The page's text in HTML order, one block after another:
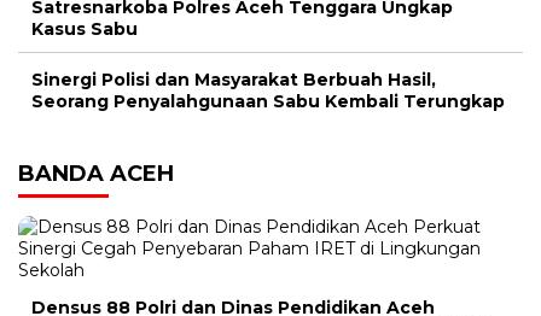
Satresnarkoba Polres Aceh Tenggara Ungkap
Kasus Sabu
Sinergi Polisi dan Masyarakat Berbuah Hasil,
Seorang Penyalahgunaan Sabu Kembali Terungkap
BANDA ACEH
Densus 88 Polri dan Dinas Pendidikan Aceh